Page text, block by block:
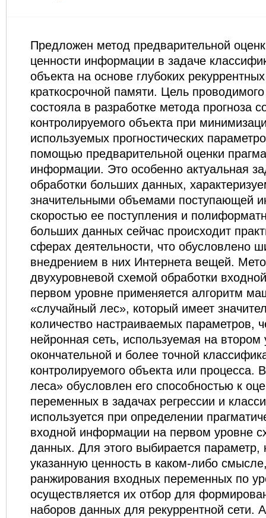
Предложен метод предварительной
ценности информации в задаче
объекта на основе глубоких
краткосрочной памяти. Цель
состояла в разработке метода прогноза
контролируемого объекта при
используемых прогностических
помощью предварительной оценки
информации. Это особенно актуальная
обработки больших данных,
значительными объемами поступающей
скоростью ее поступления и
больших данных сейчас происходит
сферах деятельности, что обусловлено
внедрением в них Интернета вещей.
двухуровневой схемой обработки
первом уровне применяется алгоритм
«случайный лес», который имеет
количество настраиваемых параметров,
нейронная сеть, используемая на втором
окончательной и более точной
контролируемого объекта или процесса.
леса» обусловлен его способностью к
переменных в задачах регрессии и
используется при определении
входной информации на первом уровне
данных. Для этого выбирается параметр,
указанную ценность в каком-либо
ранжирования входных переменных по
осуществляется их отбор для
наборов данных для рекуррентной сети.